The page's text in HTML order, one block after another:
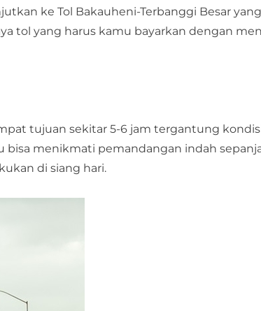
ke Tol Bakauheni-Terbanggi Besar yang
tol yang harus kamu bayarkan dengan
tujuan sekitar 5-6 jam tergantung
bisa menikmati pemandangan indah
di siang hari.